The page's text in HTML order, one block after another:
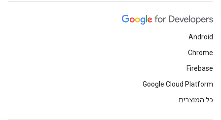
Android
Chrome
Firebase
Google Cloud Platform
כל המוצרים